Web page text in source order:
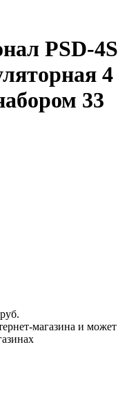
PSD-4S
4
33
магазина и может